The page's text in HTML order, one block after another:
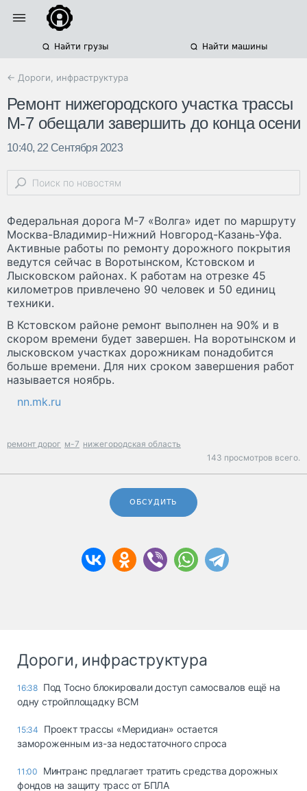
Найти грузы Найти машины
← Дороги, инфраструктура
Ремонт нижегородского участка трассы
М-7 обещали завершить до конца осени
10:40, 22 Сентября 2023
Федеральная дорога М-7 «Волга» идет по маршруту
Москва-Владимир-Нижний Новгород-Казань-Уфа.
Активные работы по ремонту дорожного покрытия
ведутся сейчас в Воротынском, Кстовском и
Лысковском районах. К работам на отрезке 45
километров привлечено 90 человек и 50 единиц
техники.
В Кстовском районе ремонт выполнен на 90% и в
скором времени будет завершен. На воротынском и
лысковском участках дорожникам понадобится
больше времени. Для них сроком завершения работ
называется ноябрь.
nn.mk.ru
ремонт дорог м-7 нижегородская область
143 просмотров всего.
ОБСУДИТЬ
Дороги, инфраструктура
16:38 Под Тосно блокировали доступ самосвалов ещё на
одну стройплощадку ВСМ
15:34
Проект трассы «Меридиан» остается
замороженным из-за недостаточного спроса
11:00
Минтранс предлагает тратить средства дорожных
фондов на защиту трасс от БПЛА